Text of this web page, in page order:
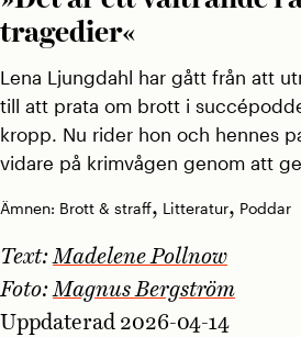
tragedier«
Lena Ljungdahl har gått från att
till att prata om brott i
kropp. Nu rider hon och hennes
vidare på krimvågen genom att
Ämnen: Brott & straff, Litteratur, Poddar
Text:Madelene Pollnow
Foto:Magnus Bergström
Uppdaterad 2026-04-14